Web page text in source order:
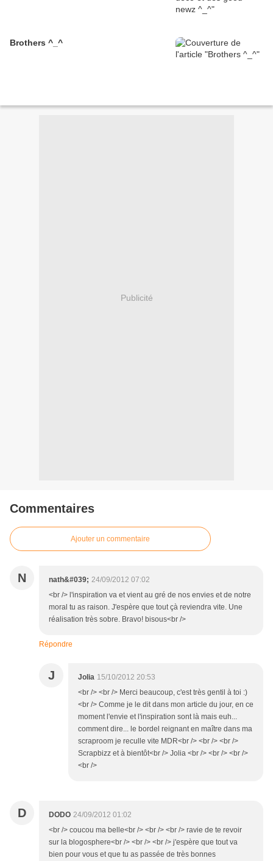
Brothers ^_^
Publicité
Commentaires
Ajouter un commentaire
N nath&#039; 24/09/2012 07:02
<br /> l'inspiration va et vient au gré de nos envies et de notre
moral tu as raison. J'espère que tout çà reviendra vite. Une
réalisation très sobre. Bravo! bisous<br />
Répondre
J Jolia 15/10/2012 20:53
<br /> <br /> Merci beaucoup, c'est très gentil à toi :)
<br /> Comme je le dit dans mon article du jour, en ce
moment l'envie et l'inspiration sont là mais euh...
comment dire... le bordel reignant en maître dans ma
scraproom je reculle vite MDR<br /> <br /> <br />
Scrapbizz et à bientôt<br /> Jolia <br /> <br /> <br />
<br />
D DODO 24/09/2012 01:02
<br /> coucou ma belle<br /> <br /> <br /> ravie de te revoir
sur la blogosphere<br /> <br /> <br /> j'espère que tout va
bien pour vous et que tu as passée de très bonnes